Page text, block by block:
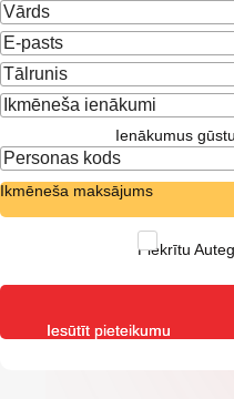
Ienākumus
Ikmēneša maksājums
Piekrītu